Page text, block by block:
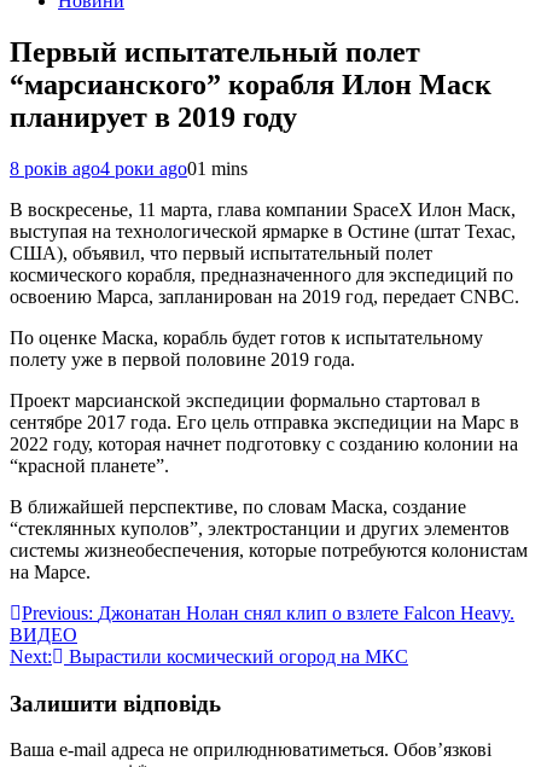
Первый испытательный полет
“марсианского” корабля Илон Маск
планирует в 2019 году
8 років ago4 роки ago01 mins
В воскресенье, 11 марта, глава компании SpaceX Илон Маск,
выступая на технологической ярмарке в Остине (штат Техас,
США), объявил, что первый испытательный полет
космического корабля, предназначенного для экспедиций по
освоению Марса, запланирован на 2019 год, передает CNBC.
По оценке Маска, корабль будет готов к испытательному
полету уже в первой половине 2019 года.
Проект марсианской экспедиции формально стартовал в
сентябре 2017 года. Его цель отправка экспедиции на Марс в
2022 году, которая начнет подготовку с созданию колонии на
“красной планете”.
В ближайшей перспективе, по словам Маска, создание
“стеклянных куполов”, электростанции и других элементов
системы жизнеобеспечения, которые потребуются колонистам
на Марсе.
Навігація
записів
Previous: Джонатан Нолан снял клип о взлете Falcon Heavy.
ВИДЕО
Next:
Вырастили космический огород на МКС
Залишити відповідь
Ваша e-mail адреса не оприлюднюватиметься. Обов’язкові